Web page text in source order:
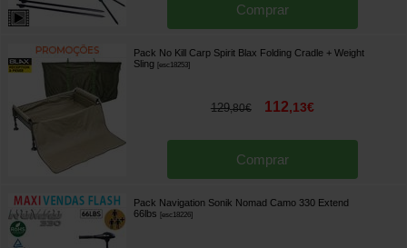
Comprar
Pack No Kill Carp Spirit Blax Folding Cradle + Weight
Sling [esc18253]
129,80€ 112,13€
Comprar
Pack Navigation Sonik Nomad Camo 330 Extend
66lbs [esc18226]